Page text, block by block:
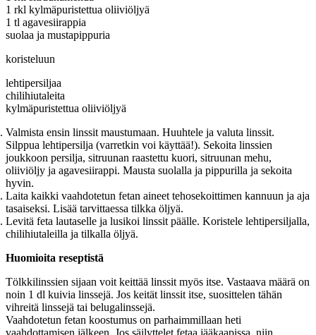
1 rkl kylmäpuristettua oliiviöljyä
1 tl agavesiirappia
suolaa ja mustapippuria
koristeluun
lehtipersiljaa
chilihiutaleita
kylmäpuristettua oliiviöljyä
Valmista ensin linssit maustumaan. Huuhtele ja valuta linssit.
Silppua lehtipersilja (varretkin voi käyttää!). Sekoita linssien
joukkoon persilja, sitruunan raastettu kuori, sitruunan mehu,
oliiviöljy ja agavesiirappi. Mausta suolalla ja pippurilla ja sekoita
hyvin.
Laita kaikki vaahdotetun fetan aineet tehosekoittimen kannuun ja aja
tasaiseksi. Lisää tarvittaessa tilkka öljyä.
Levitä feta lautaselle ja lusikoi linssit päälle. Koristele lehtipersiljalla,
chilihiutaleilla ja tilkalla öljyä.
Huomioita reseptistä
Tölkkilinssien sijaan voit keittää linssit myös itse. Vastaava määrä on
noin 1 dl kuivia linssejä. Jos keität linssit itse, suosittelen tähän
vihreitä linssejä tai belugalinssejä.
Vaahdotetun fetan koostumus on parhaimmillaan heti
vaahdottamisen jälkeen. Jos säilyttelet fetaa jääkaapissa, niin